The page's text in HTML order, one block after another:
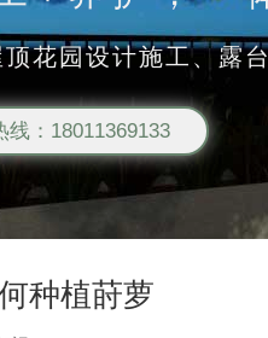
花园设计施工、露
线：18011369133
种植莳萝